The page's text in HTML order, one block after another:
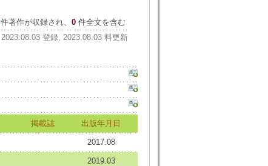
件著作が収録され、 0件全文を含む
2023.08.03 登録, 2023.08.03 料更新
掲載誌 出版年月日
2017.08
2019.03